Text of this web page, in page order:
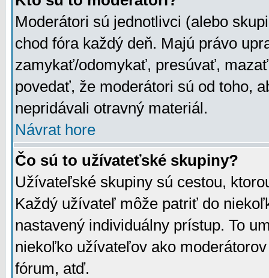
Moderátori sú jednotlivci (alebo
chod fóra každý deň. Majú právo
zamykať/odomykať, presúvať,
povedať, že moderátori sú od toho,
nepridávali otravný materiál.
Návrat hore
Čo sú to užívateťské skupiny?
Užívateľské skupiny sú cestou,
Každý užívateľ môže patriť do
nastavený individuálny prístup. To
niekoľko užívateľov ako
fórum, atď.